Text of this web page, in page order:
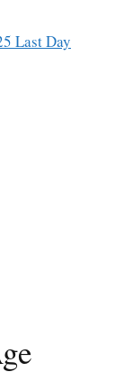
Last Day